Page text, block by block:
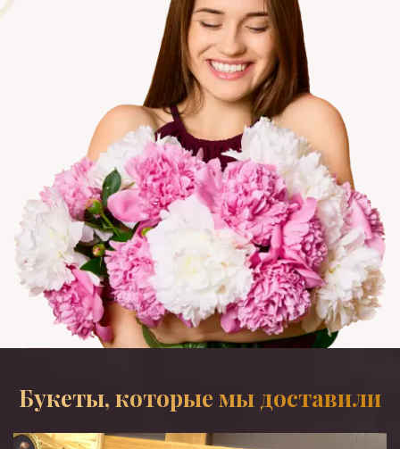
Букеты, которые мы доставили